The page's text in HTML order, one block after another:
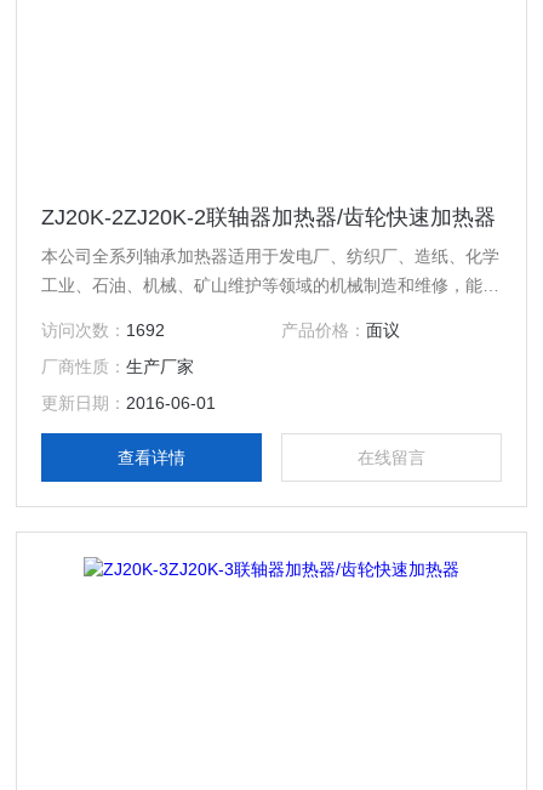
ZJ20K-2ZJ20K-2联轴器加热器/齿轮快速加热器
本公司全系列轴承加热器适用于发电厂、纺织厂、造纸、化学
工业、石油、机械、矿山维护等领域的机械制造和维修，能用
磁，使工件圆柱形彭胀，实现过盈装配的要求，现加热器使用
微电脑控制，能使加热器自动检测设备故障、自动调整加热器
功率、软启动/停机。轴承加热温度和时间可以预先设定并显
示，本公司全系列系列轴承自控加热器达到并*于同类产品。
访问次数： 1692 产品价格： 面议
厂商性质：生产厂家
更新日期： 2016-06-01
查看详情 在线留言